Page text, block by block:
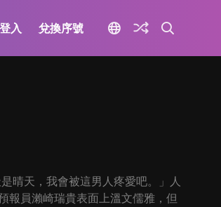
登入 兌換序號
晴天，我會被這男人疼愛吧。」人
報員瀨崎瑞貴表面上溫文儒雅，但